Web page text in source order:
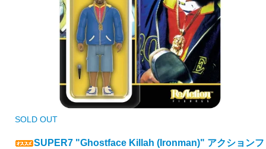
SOLD OUT
SUPER7 "Ghostface Killah (Ironman)" アクションフ